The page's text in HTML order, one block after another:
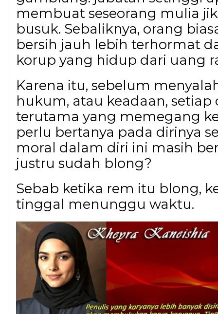
membuat seseorang mulia
busuk. Sebaliknya, orang
bersih jauh lebih terhormat
korup yang hidup dari uang
Karena itu, sebelum
hukum, atau keadaan,
terutama yang memegang
perlu bertanya pada dirinya
moral dalam diri ini masih
justru sudah blong?
Sebab ketika rem itu blong,
tinggal menunggu waktu.